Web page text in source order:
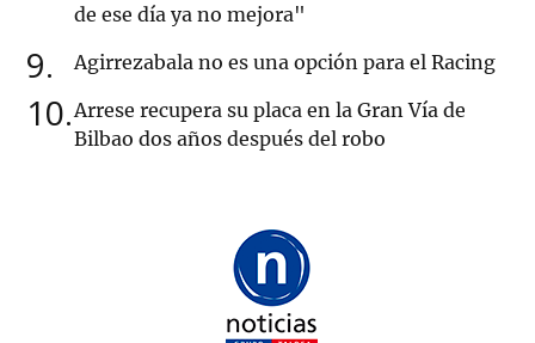
de ese día ya no mejora"
9 Agirrezabala no es una opción para el Racing
10 Arrese recupera su placa en la Gran Vía de
Bilbao dos años después del robo